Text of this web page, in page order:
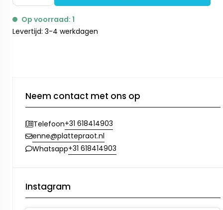
Op voorraad: 1
Levertijd: 3-4 werkdagen
Neem contact met ons op
Telefoon+31 618414903
enne@plattepraot.nl
Whatsapp+31 618414903
Instagram